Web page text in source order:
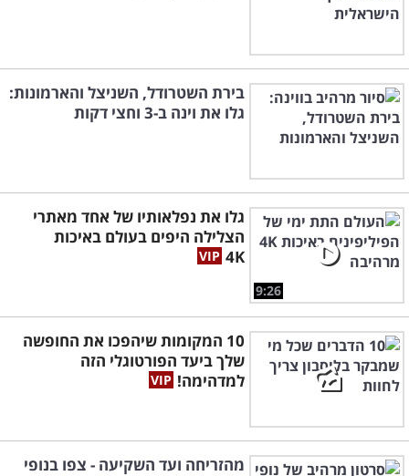
בירת השטרודל, השניצל והארמונות:
גלו את וינה ב-3 וחצי דקות
9:26
גלו את נפלאותיו של אחד מאתרי
הצלילה היפים בעולם באיכות
4K
10 המקומות שיהפכו את החופשה
שלך ביעד הפורטוגלי הזה
למדהימה!
מהזריחה ועד השקיעה - צפו בנופי